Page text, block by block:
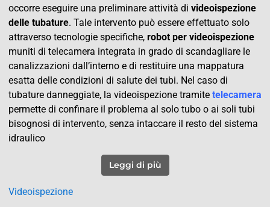
occorre eseguire una preliminare attività di videoispezione
delle tubature. Tale intervento può essere effettuato solo
attraverso tecnologie specifiche, robot per videoispezione
muniti di telecamera integrata in grado di scandagliare le
canalizzazioni dall’interno e di restituire una mappatura
esatta delle condizioni di salute dei tubi. Nel caso di
tubature danneggiate, la videoispezione tramite telecamera
permette di confinare il problema al solo tubo o ai soli tubi
bisognosi di intervento, senza intaccare il resto del sistema
idraulico
Leggi di più
Videoispezione